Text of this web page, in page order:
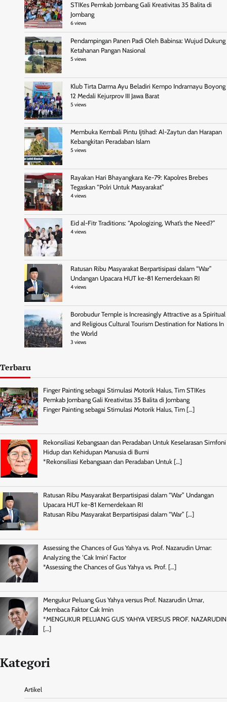
STIKes Pemkab Jombang Gali Kreativitas 35 Balita di
Jombang
6 views
Pendampingan Panen Padi Oleh Babinsa: Wujud Dukung
Ketahanan Pangan Nasional
5 views
Klub Tirta Darma Ayu Beladiri Kempo Indramayu Boyong
12 Medali Kejurprov III Jawa Barat
5 views
Membuka Kembali Pintu Ijtihad: Al-Zaytun dan Harapan
Kebangkitan Peradaban Islam
5 views
Rayakan Hari Bhayangkara Ke-79: Kapolres Brebes
Tegaskan “Polri Untuk Masyarakat”
4 views
Eid al-Fitr Traditions: “Apologizing, What’s the Need?”
4 views
Ratusan Ribu Masyarakat Berpartisipasi dalam “War”
Undangan Upacara HUT ke-81 Kemerdekaan RI
4 views
Borobudur Temple is Increasingly Attractive as a Spiritual
and Religious Cultural Tourism Destination for Nations In
the World
3 views
Terbaru
Finger Painting sebagai Stimulasi Motorik Halus, Tim STIKes
Pemkab Jombang Gali Kreativitas 35 Balita di Jombang
Finger Painting sebagai Stimulasi Motorik Halus, Tim […]
Rekonsiliasi Kebangsaan dan Peradaban Untuk Keselarasan Simfoni
Hidup dan Kehidupan Manusia di Bumi
*Rekonsiliasi Kebangsaan dan Peradaban Untuk […]
Ratusan Ribu Masyarakat Berpartisipasi dalam “War” Undangan
Upacara HUT ke-81 Kemerdekaan RI
Ratusan Ribu Masyarakat Berpartisipasi dalam “War” […]
Assessing the Chances of Gus Yahya vs. Prof. Nazarudin Umar:
Analyzing the ‘Cak Imin’ Factor
*Assessing the Chances of Gus Yahya vs. Prof. […]
Mengukur Peluang Gus Yahya versus Prof. Nazarudin Umar,
Membaca Faktor Cak Imin
*MENGUKUR PELUANG GUS YAHYA VERSUS PROF. NAZARUDIN
[…]
Kategori
Artikel